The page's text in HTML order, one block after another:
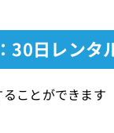
30日レンタ
ことができま